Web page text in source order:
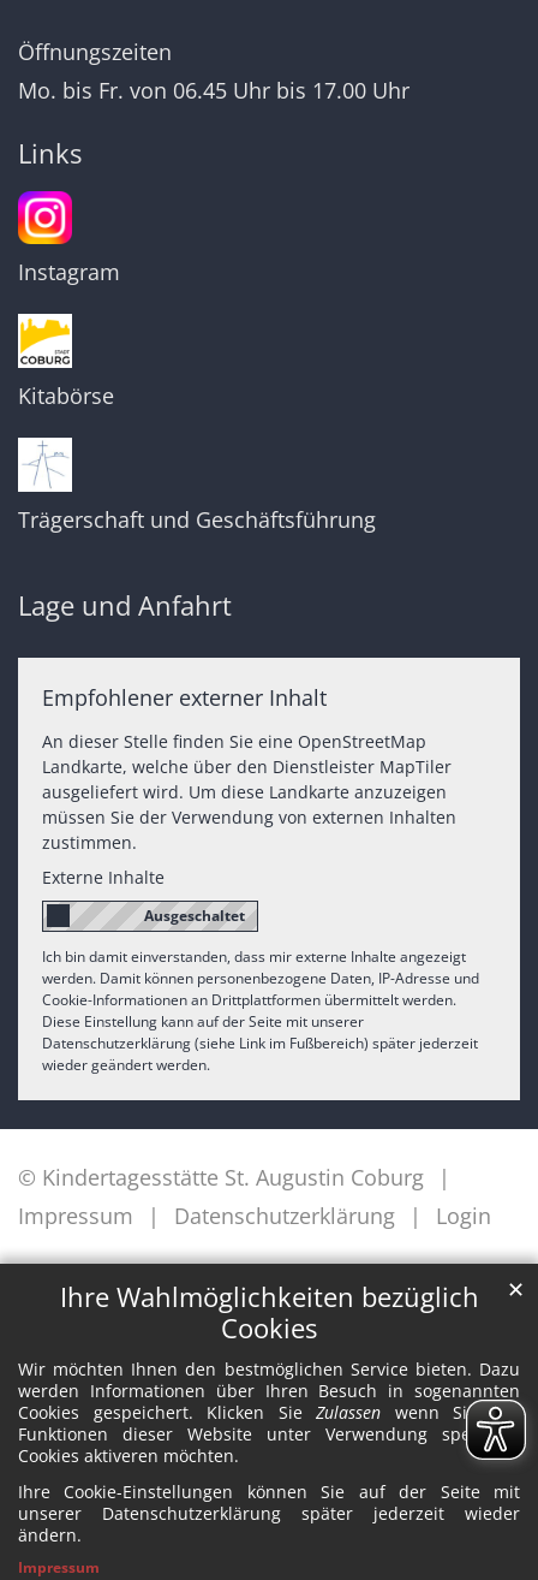
Ihre Wahlmöglichkeiten bezüglich
Cookies
Wir möchten Ihnen den bestmöglichen Service bieten. Dazu
werden Informationen über Ihren Besuch in sogenannten
Cookies gespeichert. Klicken SieZulassen wenn Sie alle
Funktionen dieser Website unter Verwendung spezieller
Cookies aktiveren möchten.
Ihre Cookie-Einstellungen können Sie auf der Seite mit
unserer Datenschutzerklärung später jederzeit wieder
ändern.
✕
Impressum
Öffnungszeiten
Mo. bis Fr. von 06.45 Uhr bis 17.00 Uhr
Links
Instagram
Kitabörse
Trägerschaft und Geschäftsführung
Lage und Anfahrt
Empfohlener externer Inhalt
An dieser Stelle finden Sie eine OpenStreetMap
Landkarte, welche über den Dienstleister MapTiler
ausgeliefert wird. Um diese Landkarte anzuzeigen
müssen Sie der Verwendung von externen Inhalten
zustimmen.
Externe Inhalte
Ich bin damit einverstanden, dass mir externe Inhalte angezeigt
werden. Damit können personenbezogene Daten, IP-Adresse und
Cookie-Informationen an Drittplattformen übermittelt werden.
Diese Einstellung kann auf der Seite mit unserer
Datenschutzerklärung (siehe Link im Fußbereich) später jederzeit
wieder geändert werden.
© Kindertagesstätte St. Augustin Coburg
Impressum
Datenschutzerklärung Login